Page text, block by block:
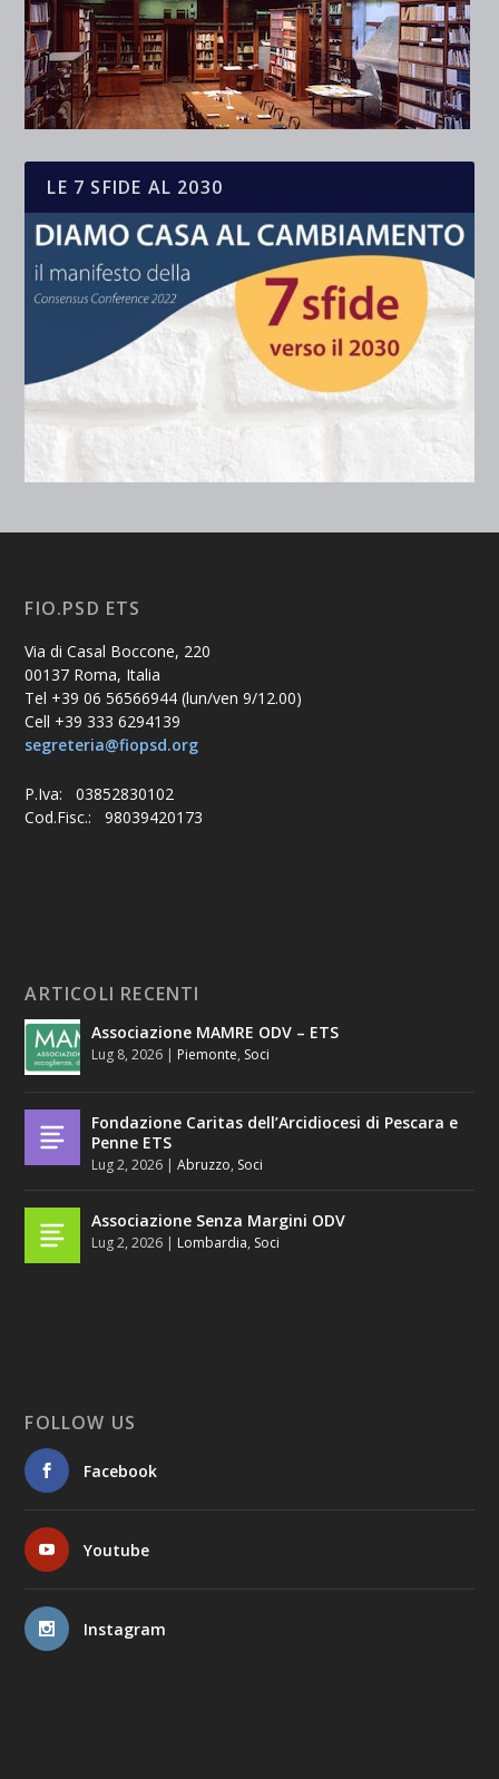
LE 7 SFIDE AL 2030
FIO.PSD ETS
Via di Casal Boccone, 220
00137 Roma, Italia
Tel +39 06 56566944 (lun/ven 9/12.00)
Cell +39 333 6294139
segreteria@fiopsd.org
P.Iva: 03852830102
Cod.Fisc.: 98039420173
ARTICOLI RECENTI
Associazione MAMRE ODV – ETS
Lug 8, 2026 | Piemonte, Soci
Fondazione Caritas dell’Arcidiocesi di Pescara e
Penne ETS
Lug 2, 2026 |Abruzzo, Soci
Associazione Senza Margini ODV
Lug 2, 2026 | Lombardia, Soci
FOLLOW US
Facebook
Youtube
Instagram